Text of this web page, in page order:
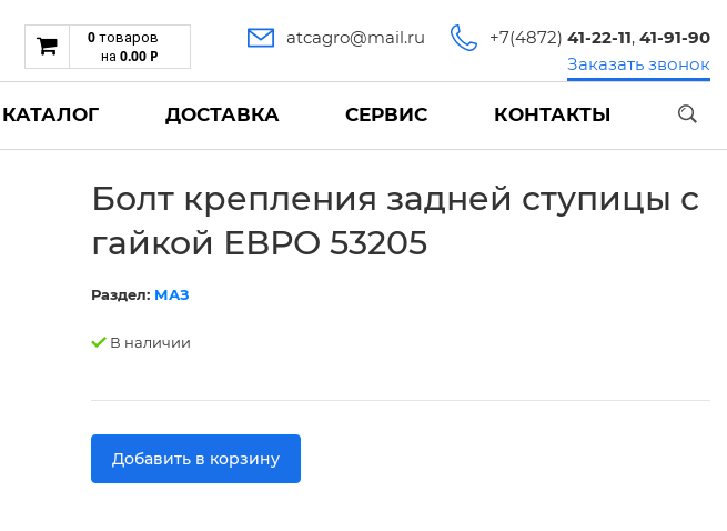
0 товаров
на 0.00 Р
atcagro@mail.ru +7(4872) 41-22-11, 41-91-90
Заказать звонок
КАТАЛОГ ДОСТАВКА СЕРВИС КОНТАКТЫ
Болт крепления задней ступицы с
гайкой ЕВРО 53205
Раздел: МАЗ
В наличии
Добавить в корзину